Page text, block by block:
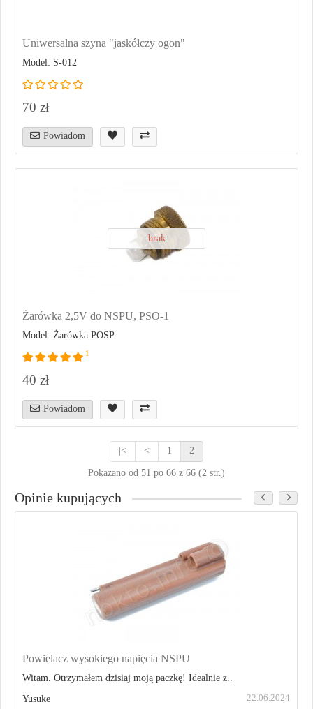
Uniwersalna szyna "jaskółczy ogon"
Model: S-012
70 zł
Powiadom
brak
Żarówka 2,5V do NSPU, PSO-1
Model: Żarówka POSP
1
40 zł
Powiadom
|< < 1 2
Pokazano od 51 po 66 z 66 (2 str.)
Opinie kupujących
Powielacz wysokiego napięcia NSPU
Witam. Otrzymałem dzisiaj moją paczkę! Idealnie z..
Yusuke
22.06.2024